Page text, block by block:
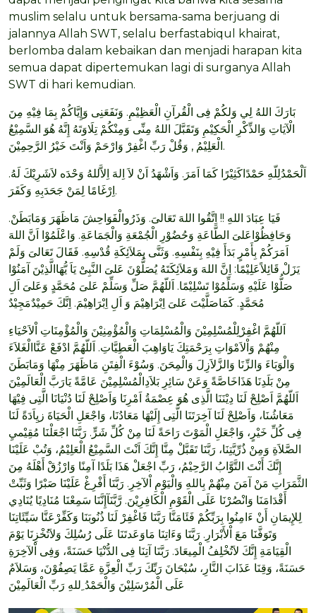
muslim selalu untuk bersama-sama berjuang di
jalannya Allah SWT, selalu berfastabiqul khairat,
berlomba dalam kebaikan dan menjadi harapan kita
semua dapat dipertemukan lagi di surganya Allah
SWT di hari kemudian.
بَارَكَ اللهُ لِي وَلكُمْ فِى الْقُرآنِ الْعَظِيْمِ. وَنَفَعَنِى وَإِيَّاكُمْ بِمَا فِيْهِ مِنَ
الْآيَاتِ وَالذِّكْرِ الْحَكِيْمِ وَتَقَبَّلَ اللهُ مِنِّى وَمِنْكُمْ تِلَاوَتَهُ إِنَّهُ هُوَ السَّمِيْعُ
الْعَلِيْمُ , وَقُلْ رَبِّ اغْفِرْ وَارْحَمْ وَاَنْتَ خَيْرُ الرَّحِمِيْنَ.
اَلْحَمْدُلِلّهِ حَمْدًاكَثِيْرًا كَمَا اَمَرَ. وَاَشْهَدُ اَنْ لاَ اِلهَ اِلاَّللهُ وَحْدَه لاَشَرِيْكَ لَهُ.
اِرْغَامًا لِمَنْ جَحَدَبِهِ وَكَفَرَ.
فَيَا عِبَادَ اللهِ !! اِتَّقُوا اللهَ تَعَالىَ. وَذَرُوالْفَوَاحِشَ مَاظَهَرَ وَمَابَطَنْ.
وَحَافِظُوْاعَلىَ الطَّاعَةِ وَحُضُوْرِ الْجُمْعَةِ وَالْجَمَاعَةِ. وَاعْلَمُوْا اَنَّ اللهَ
اَمَرَكُمْ بِأَمْرٍ بَدَأَ فِيْهِ بِنَفْسِهِ. وَثَنَّى بِمَلاَئِكَةِ قُدْسِهِ. فَقَالَ تَعَالىَ وَلَمْ
يَزَلْ قَائِلاًعَلِيْمًا: اِنَّ اللهَ وَمَلاَئِكَتَهُ يُصَلُّوْنَ عَلىَ النَّبِىْ يَاَ يُّهَاالَّذِيْنَ آمَنُوْا
صَلُّوْا عَلَيْهِ وَسَلِّمُوْا تَسْلِيْمًا. اَللّهُمَّ صَلِّ وَسَلِّمْ عَلىَ مُحَمَّدٍ وَعَلىَ اَلِ
مُحَمَّدٍ. كَمَاصَلَّيْتَ عَلىَ اِبْرَاهِيْمَ وَ اَلِ اِبْرَاهِيْمَ. اِنَّكَ حَمِيْدٌمَجِيْدٌ
اَللّهُمَّ اغْفِرْلِلْمُسْلِمِيْنَ وَالْمُسْلِمَاتِ وَالْمُؤْمِنِيْنَ وَالْمُؤْمِنَاتِ اْلاَحْيَاءِ
مِنْهُمْ وَاْلاَمْوَاتِ بِرَحْمَتِكَ يَاوَاهِبَ الْعَطِيَّاتِ. اَللّهُمَّ ادْفَعْ عَنَّاالْغَلاَءَ
وَالْوَبَاءَ وَالزِّنَا وَالزَّلاَزِلَ وَالْمِحَنَ. وَسُوْءَ الْفِتَنِ مَاظَهَرَ مِنْهَا وَمَابَطَنَ
مِنْ بَلَدِنَا هَذَاخَاصَّةً وَعَنْ سَائِرِ بَلاَدِالْمُسْلِمِيْنَ عَامَّةً يَارَبَّ الْعَالَمِيْنَ
اَللّهُمَّ اَصْلِحْ لَنَا دِيْنَنَا الَّذِى هُوَ عِصْمَةُ اَمْرِنَا وَاَصْلِحْ لَنَا دُنْيَانَا الَّتِى فِيْهَا
مَعَاشُنَا، وَاَصْلِحْ لَنَا آخِرَتَنَا الَّتِى إِلَيْهَا مَعَادُنَا، وَاجْعَلِ الْحَيَاةَ زيِاَدَةً لَنَا
فِى كُلِّ خَيْرٍ، وَاجْعَلِ الْمَوْتَ رَاحَةً لَنَا مِنْ كُلِّ شَرٍّ. رَبَّنَا اجْعَلْنَا مُقِيْميِ
الصَّلاَةِ وَمِنْ ذُرِّيَّتِنَا، رَبَّنَا تَقَبَّلْ مِنَّا إِنَّكَ اَنْتَ السَّمِيْعُ الْعَلِيْمُ، وَتُبْ عَلَيْنَا
إِنَّكَ أَنْتَ التَّوَّابُ الرَّحِيْمُ، رَبِّ اجْعَلْ هَذَا بَلَدًا آمِنًا وَارْزُقْ أَهْلَهُ مِنَ
الثَّمَرَاتِ مَنْ آمَنَ مِنْهُمْ بِاللهِ وَالْيَوْمِ اْلآخِرِ. رَبَّنَا أَفْرِغْ عَلَيْنَا صَبْرًا وَثَبِّتْ
أَقْدَامَنَا وَانْصُرْنَا عَلَى الْقَوْمِ الْكَافِرِيْنَ. رَّبَّنَآإِنَّنَا سَمِعْنَا مُنَادِيًا يُنَادِي
لِلإِيمَانِ أَنْ ءَامِنُوا بِرَبِّكُمْ فَئَامَنَّا رَبَّنَا فَاغْفِرْ لَنَا ذُنُوبَنَا وَكَفِّرْعَنَّا سَيِّئَاتِنَا
وَتَوَفَّنَا مَعَ اْلأَبْرَارِ. رَبَّنَا وَءَاتِنَا مَاوَعَدتَنَا عَلَى رُسُلِكَ وَلاَتُخْزِنَا يَوْمَ
الْقِيَامَةِ إِنَّكَ لاَتُخْلِفُ الْمِيعَادَ. رَبَّنَا آتِنَا فِى الدُّنْيَا حَسَنَةً، وَفِى اْلآخِرَةِ
حَسَنَةً، وَقِنَا عَذَابَ النَّارِ، سُبْحَانَ رَبِّكَ رَبِّ الْعِزَّةِ عَمَّا يَصِفُوْنَ، وَسَلاَمٌ
عَلَى الْمُرْسَلِيْنَ وَالْحَمْدُ ِللهِ رَبِّ الْعَالَمِيْنَ